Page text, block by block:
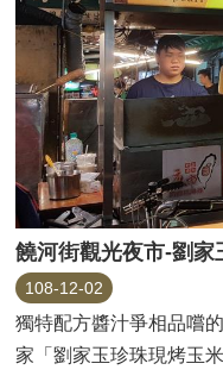
饒河街觀光夜市-劉家
108-12-02
獨特配方醬汁爭相品嚐
家「劉家玉珍珠現烤玉